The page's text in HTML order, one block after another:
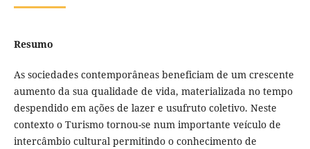
Resumo
As sociedades contemporâneas beneficiam de um crescente
aumento da sua qualidade de vida, materializada no tempo
despendido em ações de lazer e usufruto coletivo. Neste
contexto o Turismo tornou-se num importante veículo de
intercâmbio cultural permitindo o conhecimento de